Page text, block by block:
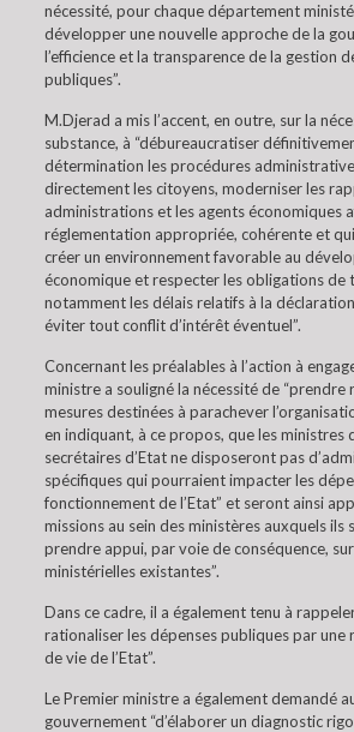
nécessité, pour chaque département
développer une nouvelle approche de la
l’efficience et la transparence de la gestion
publiques”.
M.Djerad a mis l’accent, en outre, sur la
substance, à “débureaucratiser
détermination les procédures
directement les citoyens, moderniser les
administrations et les agents économiques
réglementation appropriée, cohérente et
créer un environnement favorable au
économique et respecter les obligations de
notamment les délais relatifs à la
éviter tout conflit d’intérêt éventuel”.
Concernant les préalables à l’action à
ministre a souligné la nécessité de “prendre
mesures destinées à parachever
en indiquant, à ce propos, que les ministres
secrétaires d’Etat ne disposeront pas
spécifiques qui pourraient impacter les
fonctionnement de l’Etat” et seront ainsi
missions au sein des ministères auxquels ils
prendre appui, par voie de conséquence,
ministérielles existantes”.
Dans ce cadre, il a également tenu à
rationaliser les dépenses publiques par une
de vie de l’Etat”.
Le Premier ministre a également demandé
gouvernement “d’élaborer un diagnostic